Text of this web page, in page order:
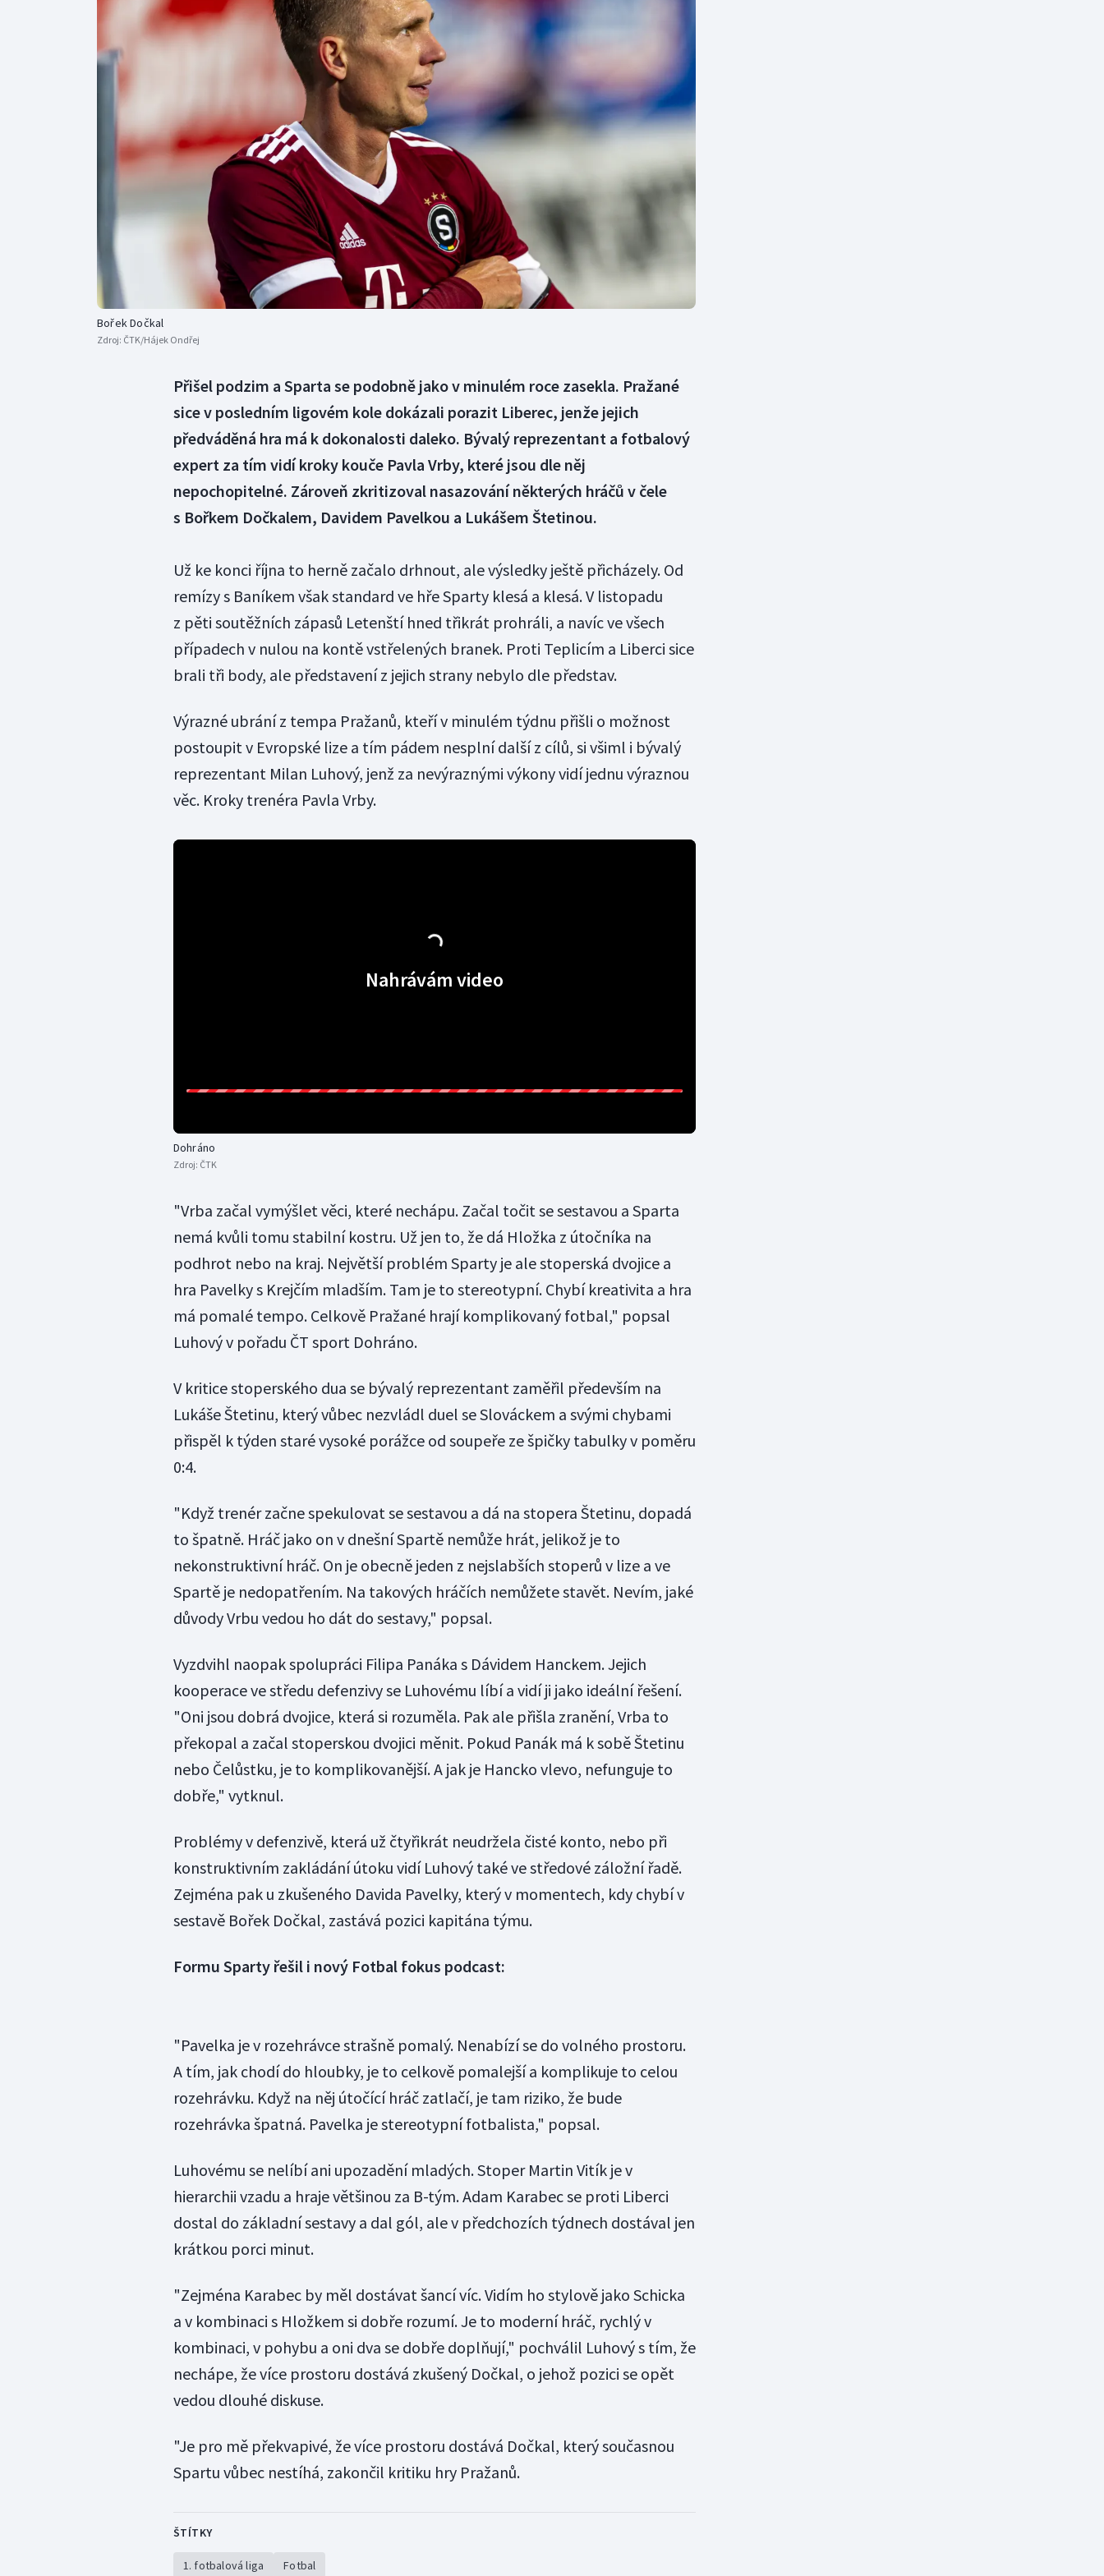
Curling
Dostihy
Florbal
Futsal
Golf
Gymnastika
Moderní pětiboj
Motorsport
Olympijské hry
Parasport
Plavání
Plážový volejbal
Vodní slalom
Volejbal
Bořek Dočkal
Zdroj: ČTK/Hájek Ondřej
Přišel podzim a Sparta se podobně jako v minulém roce zasekla. Pražané
sice v posledním ligovém kole dokázali porazit Liberec, jenže jejich
předváděná hra má k dokonalosti daleko. Bývalý reprezentant a fotbalový
expert za tím vidí kroky kouče Pavla Vrby, které jsou dle něj
nepochopitelné. Zároveň zkritizoval nasazování některých hráčů v čele
s Bořkem Dočkalem, Davidem Pavelkou a Lukášem Štetinou.
Už ke konci října to herně začalo drhnout, ale výsledky ještě přicházely. Od
remízy s Baníkem však standard ve hře Sparty klesá a klesá. V listopadu
z pěti soutěžních zápasů Letenští hned třikrát prohráli, a navíc ve všech
případech v nulou na kontě vstřelených branek. Proti Teplicím a Liberci sice
brali tři body, ale představení z jejich strany nebylo dle představ.
Výrazné ubrání z tempa Pražanů, kteří v minulém týdnu přišli o možnost
postoupit v Evropské lize a tím pádem nesplní další z cílů, si všiml i bývalý
reprezentant Milan Luhový, jenž za nevýraznými výkony vidí jednu výraznou
věc. Kroky trenéra Pavla Vrby.
Nahrávám video
Dohráno
Zdroj: ČTK
"Vrba začal vymýšlet věci, které nechápu. Začal točit se sestavou a Sparta
nemá kvůli tomu stabilní kostru. Už jen to, že dá Hložka z útočníka na
podhrot nebo na kraj. Největší problém Sparty je ale stoperská dvojice a
hra Pavelky s Krejčím mladším. Tam je to stereotypní. Chybí kreativita a hra
má pomalé tempo. Celkově Pražané hrají komplikovaný fotbal," popsal
Luhový v pořadu ČT sport Dohráno.
V kritice stoperského dua se bývalý reprezentant zaměřil především na
Lukáše Štetinu, který vůbec nezvládl duel se Slováckem a svými chybami
přispěl k týden staré vysoké porážce od soupeře ze špičky tabulky v poměru
0:4.
"Když trenér začne spekulovat se sestavou a dá na stopera Štetinu, dopadá
to špatně. Hráč jako on v dnešní Spartě nemůže hrát, jelikož je to
nekonstruktivní hráč. On je obecně jeden z nejslabších stoperů v lize a ve
Spartě je nedopatřením. Na takových hráčích nemůžete stavět. Nevím, jaké
důvody Vrbu vedou ho dát do sestavy," popsal.
Vyzdvihl naopak spolupráci Filipa Panáka s Dávidem Hanckem. Jejich
kooperace ve středu defenzivy se Luhovému líbí a vidí ji jako ideální řešení.
"Oni jsou dobrá dvojice, která si rozuměla. Pak ale přišla zranění, Vrba to
překopal a začal stoperskou dvojici měnit. Pokud Panák má k sobě Štetinu
nebo Čelůstku, je to komplikovanější. A jak je Hancko vlevo, nefunguje to
dobře," vytknul.
Problémy v defenzivě, která už čtyřikrát neudržela čisté konto, nebo při
konstruktivním zakládání útoku vidí Luhový také ve středové záložní řadě.
Zejména pak u zkušeného Davida Pavelky, který v momentech, kdy chybí v
sestavě Bořek Dočkal, zastává pozici kapitána týmu.
Formu Sparty řešil i nový Fotbal fokus podcast:
"Pavelka je v rozehrávce strašně pomalý. Nenabízí se do volného prostoru.
A tím, jak chodí do hloubky, je to celkově pomalejší a komplikuje to celou
rozehrávku. Když na něj útočící hráč zatlačí, je tam riziko, že bude
rozehrávka špatná. Pavelka je stereotypní fotbalista," popsal.
Luhovému se nelíbí ani upozadění mladých. Stoper Martin Vitík je v
hierarchii vzadu a hraje většinou za B-tým. Adam Karabec se proti Liberci
dostal do základní sestavy a dal gól, ale v předchozích týdnech dostával jen
krátkou porci minut.
"Zejména Karabec by měl dostávat šancí víc. Vidím ho stylově jako Schicka
a v kombinaci s Hložkem si dobře rozumí. Je to moderní hráč, rychlý v
kombinaci, v pohybu a oni dva se dobře doplňují," pochválil Luhový s tím, že
nechápe, že více prostoru dostává zkušený Dočkal, o jehož pozici se opět
vedou dlouhé diskuse.
"Je pro mě překvapivé, že více prostoru dostává Dočkal, který současnou
Spartu vůbec nestíhá, zakončil kritiku hry Pražanů.
ŠTÍTKY
1. fotbalová liga Fotbal